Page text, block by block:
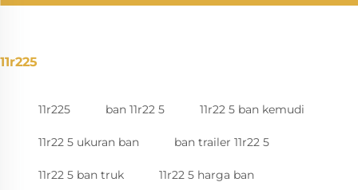
11r225
11r225 ban 11r22 5 11r22 5 ban kemudi
11r22 5 ukuran ban ban trailer 11r22 5
11r22 5 ban truk 11r22 5 harga ban